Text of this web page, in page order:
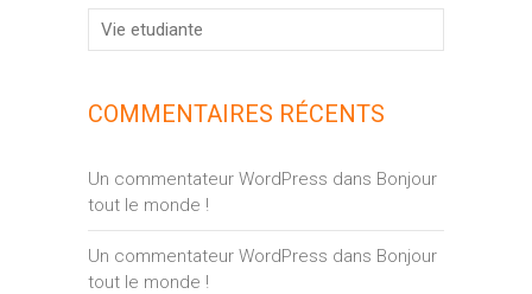
Vie etudiante
COMMENTAIRES RÉCENTS
Un commentateur WordPress dans Bonjour
tout le monde !
Un commentateur WordPress dans Bonjour
tout le monde !